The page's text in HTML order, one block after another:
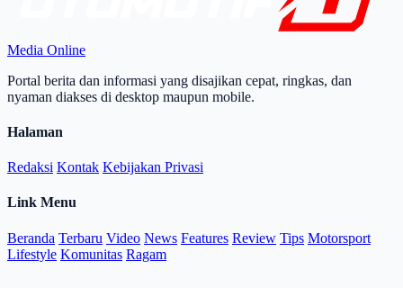
Media Online
Portal berita dan informasi yang disajikan cepat, ringkas, dan
nyaman diakses di desktop maupun mobile.
Halaman
Redaksi Kontak Kebijakan Privasi
Link Menu
Beranda Terbaru Video News Features Review Tips Motorsport
Lifestyle Komunitas Ragam